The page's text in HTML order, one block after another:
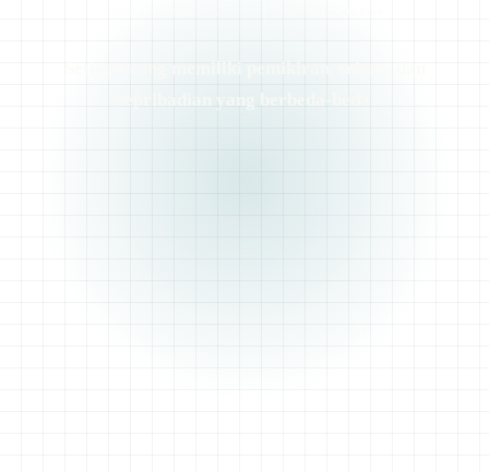
Setiap orang memiliki pemikiran, selera, dan
kepribadian yang berbeda-beda.